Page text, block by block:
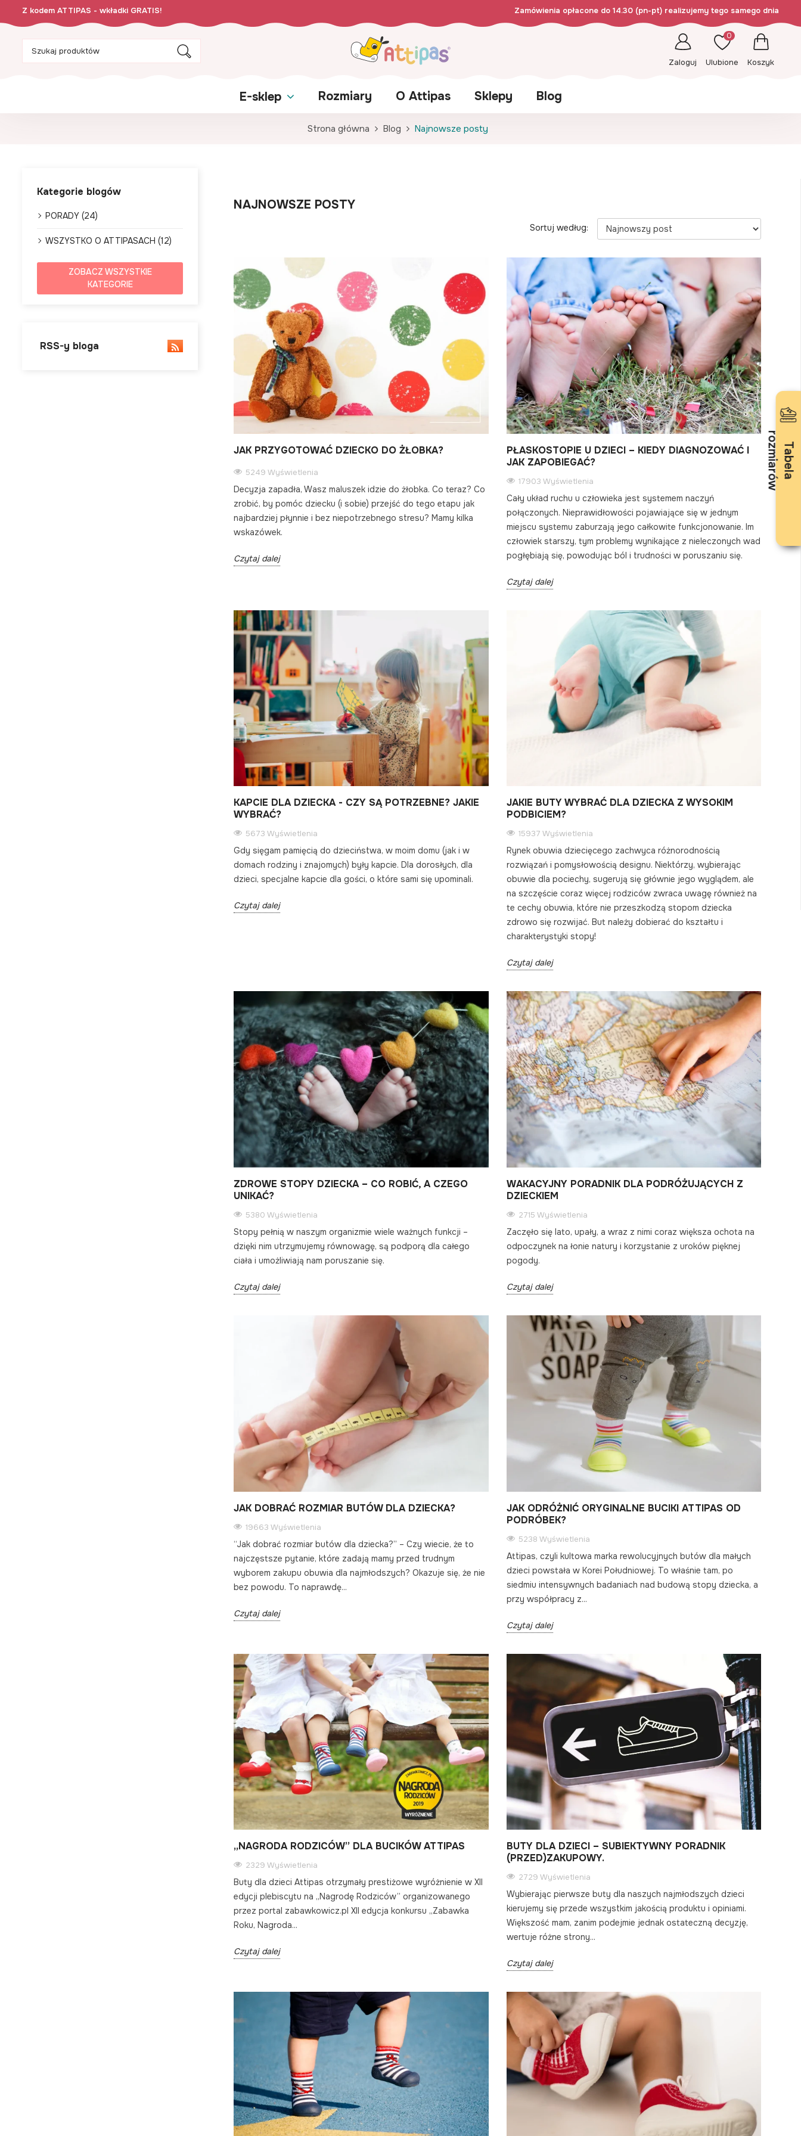
Z kodem ATTIPAS - wkładki GRATIS! Zamówienia opłacone do 14.30 (pn-pt) realizujemy tego samego dnia
T
a
b
e
l
a
ro
z
m
i
a
r
ó
w
Zaloguj
0
Ulubione Koszyk
E-sklep Rozmiary O Attipas Sklepy Blog
Strona główna Blog Najnowsze posty
Kategorie blogów
PORADY (24)
WSZYSTKO O ATTIPASACH (12)
ZOBACZ WSZYSTKIE
KATEGORIE
RSS-y bloga
NAJNOWSZE POSTY
Sortuj według:
JAK PRZYGOTOWAĆ DZIECKO DO ŻŁOBKA?
5249 Wyświetlenia
Decyzja zapadła, Wasz maluszek idzie do żłobka. Co teraz? Co
zrobić, by pomóc dziecku (i sobie) przejść do tego etapu jak
najbardziej płynnie i bez niepotrzebnego stresu? Mamy kilka
wskazówek.
Czytaj dalej
PŁASKOSTOPIE U DZIECI – KIEDY DIAGNOZOWAĆ I
JAK ZAPOBIEGAĆ?
17903 Wyświetlenia
Cały układ ruchu u człowieka jest systemem naczyń
połączonych. Nieprawidłowości pojawiające się w jednym
miejscu systemu zaburzają jego całkowite funkcjonowanie. Im
człowiek starszy, tym problemy wynikające z nieleczonych wad
pogłębiają się, powodując ból i trudności w poruszaniu się.
Czytaj dalej
KAPCIE DLA DZIECKA - CZY SĄ POTRZEBNE? JAKIE
WYBRAĆ?
5673 Wyświetlenia
Gdy sięgam pamięcią do dzieciństwa, w moim domu (jak i w
domach rodziny i znajomych) były kapcie. Dla dorosłych, dla
dzieci, specjalne kapcie dla gości, o które sami się upominali.
Czytaj dalej
JAKIE BUTY WYBRAĆ DLA DZIECKA Z WYSOKIM
PODBICIEM?
15937 Wyświetlenia
Rynek obuwia dziecięcego zachwyca różnorodnością
rozwiązań i pomysłowością designu. Niektórzy, wybierając
obuwie dla pociechy, sugerują się głównie jego wyglądem, ale
na szczęście coraz więcej rodziców zwraca uwagę również na
te cechy obuwia, które nie przeszkodzą stopom dziecka
zdrowo się rozwijać. But należy dobierać do kształtu i
charakterystyki stopy!
Czytaj dalej
ZDROWE STOPY DZIECKA – CO ROBIĆ, A CZEGO
UNIKAĆ?
5380 Wyświetlenia
Stopy pełnią w naszym organizmie wiele ważnych funkcji –
dzięki nim utrzymujemy równowagę, są podporą dla całego
ciała i umożliwiają nam poruszanie się.
Czytaj dalej
WAKACYJNY PORADNIK DLA PODRÓŻUJĄCYCH Z
DZIECKIEM
2715 Wyświetlenia
Zaczęło się lato, upały, a wraz z nimi coraz większa ochota na
odpoczynek na łonie natury i korzystanie z uroków pięknej
pogody.
Czytaj dalej
JAK DOBRAĆ ROZMIAR BUTÓW DLA DZIECKA?
19663 Wyświetlenia
“Jak dobrać rozmiar butów dla dziecka?” – Czy wiecie, że to
najczęstsze pytanie, które zadają mamy przed trudnym
wyborem zakupu obuwia dla najmłodszych? Okazuje się, że nie
bez powodu. To naprawdę...
Czytaj dalej
JAK ODRÓŻNIĆ ORYGINALNE BUCIKI ATTIPAS OD
PODRÓBEK?
5238 Wyświetlenia
Attipas, czyli kultowa marka rewolucyjnych butów dla małych
dzieci powstała w Korei Południowej. To właśnie tam, po
siedmiu intensywnych badaniach nad budową stopy dziecka, a
przy współpracy z...
Czytaj dalej
„NAGRODA RODZICÓW” DLA BUCIKÓW ATTIPAS
2329 Wyświetlenia
Buty dla dzieci Attipas otrzymały prestiżowe wyróżnienie w XII
edycji plebiscytu na „Nagrodę Rodziców” organizowanego
przez portal zabawkowicz.pl XII edycja konkursu „Zabawka
Roku, Nagroda...
Czytaj dalej
BUTY DLA DZIECI – SUBIEKTYWNY PORADNIK
(PRZED)ZAKUPOWY.
2729 Wyświetlenia
Wybierając pierwsze buty dla naszych najmłodszych dzieci
kierujemy się przede wszystkim jakością produktu i opiniami.
Większość mam, zanim podejmie jednak ostateczną decyzję,
wertuje różne strony...
Czytaj dalej